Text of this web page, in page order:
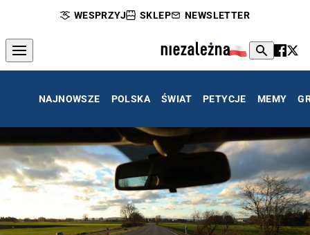
WESPRZYJ SKLEP NEWSLETTER
NAJNOWSZE POLSKA ŚWIAT PETYCJE MEMY